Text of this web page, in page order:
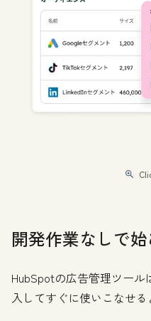
開発作業なしで
HubSpotの広告管理ツー
入してすぐに使いこなせる